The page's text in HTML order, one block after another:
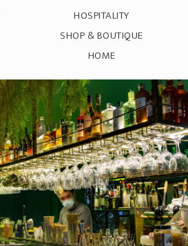
HOSPITALITY
SHOP & BOUTIQUE
HOME